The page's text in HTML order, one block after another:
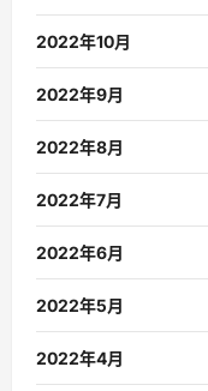
2022年10月
2022年9月
2022年8月
2022年7月
2022年6月
2022年5月
2022年4月